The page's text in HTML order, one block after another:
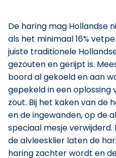
De haring mag Hollandse
als het minimaal 16%
juiste traditionele
gezouten en gerijpt is.
boord al gekoeld en aan
gepekeld in een
zout. Bij het kaken van de
en de ingewanden, op de
speciaal mesje verwijderd.
de alvleesklier laten de
haring zachter wordt en